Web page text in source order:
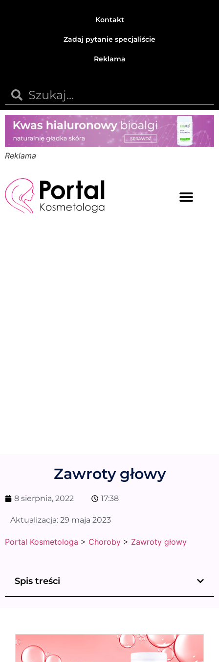
Kontakt
Zadaj pytanie specjaliście
Reklama
Reklama
Zawroty głowy
8 sierpnia, 2022 17:38
Aktualizacja: 29 maja 2023
Portal Kosmetologa > Choroby > Zawroty głowy
Spis treści